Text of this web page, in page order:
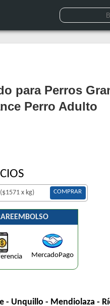
para Perros
Perro Adulto
($1571 x kg) COMPRAR
MercadoPago
- Unquillo - Mendiolaza -